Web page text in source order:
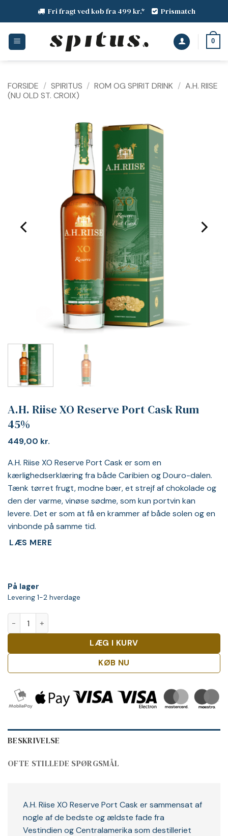
indhold
Fri fragt ved køb fra 499 kr.* Prismatch
0
FORSIDE / SPIRITUS / ROM OG SPIRIT DRINK / A.H. RIISE
(NU OLD ST. CROIX)
A.H. Riise XO Reserve Port Cask Rum
45%
449,00 kr.
A.H. Riise XO Reserve Port Cask er som en
kærlighedserklæring fra både Caribien og Douro-dalen.
Tænk tørret frugt, modne bær, et strejf af chokolade og
den der varme, vinøse sødme, som kun portvin kan
levere. Det er som at få en krammer af både solen og en
vinbonde på samme tid.
LÆS MERE
På lager
Levering 1-2 hverdage
LÆG I KURV
KØB NU
BESKRIVELSE
OFTE STILLEDE SPØRGSMÅL
A.H. Riise XO Reserve Port Cask er sammensat af
nogle af de bedste og ældste fade fra
Vestindien og Centralamerika som destilleriet